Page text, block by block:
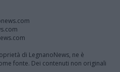
di LegnanoNews, ne è
fonte. Dei contenuti non originali